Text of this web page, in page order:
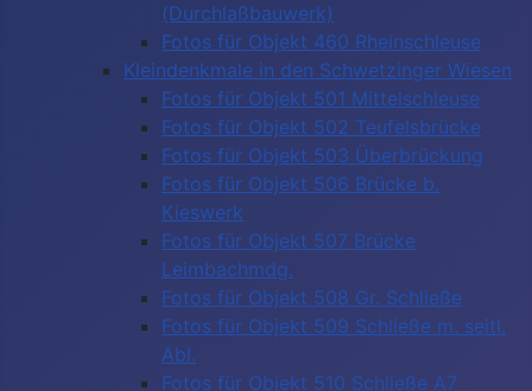
(Durchlaßbauwerk)
Fotos für Objekt 460 Rheinschleuse
Kleindenkmale in den Schwetzinger Wiesen
Fotos für Objekt 501 Mittelschleuse
Fotos für Objekt 502 Teufelsbrücke
Fotos für Objekt 503 Überbrückung
Fotos für Objekt 506 Brücke b.
Kieswerk
Fotos für Objekt 507 Brücke
Leimbachmdg.
Fotos für Objekt 508 Gr. Schließe
Fotos für Objekt 509 Schließe m. seitl.
Abl.
Fotos für Objekt 510 Schließe A7